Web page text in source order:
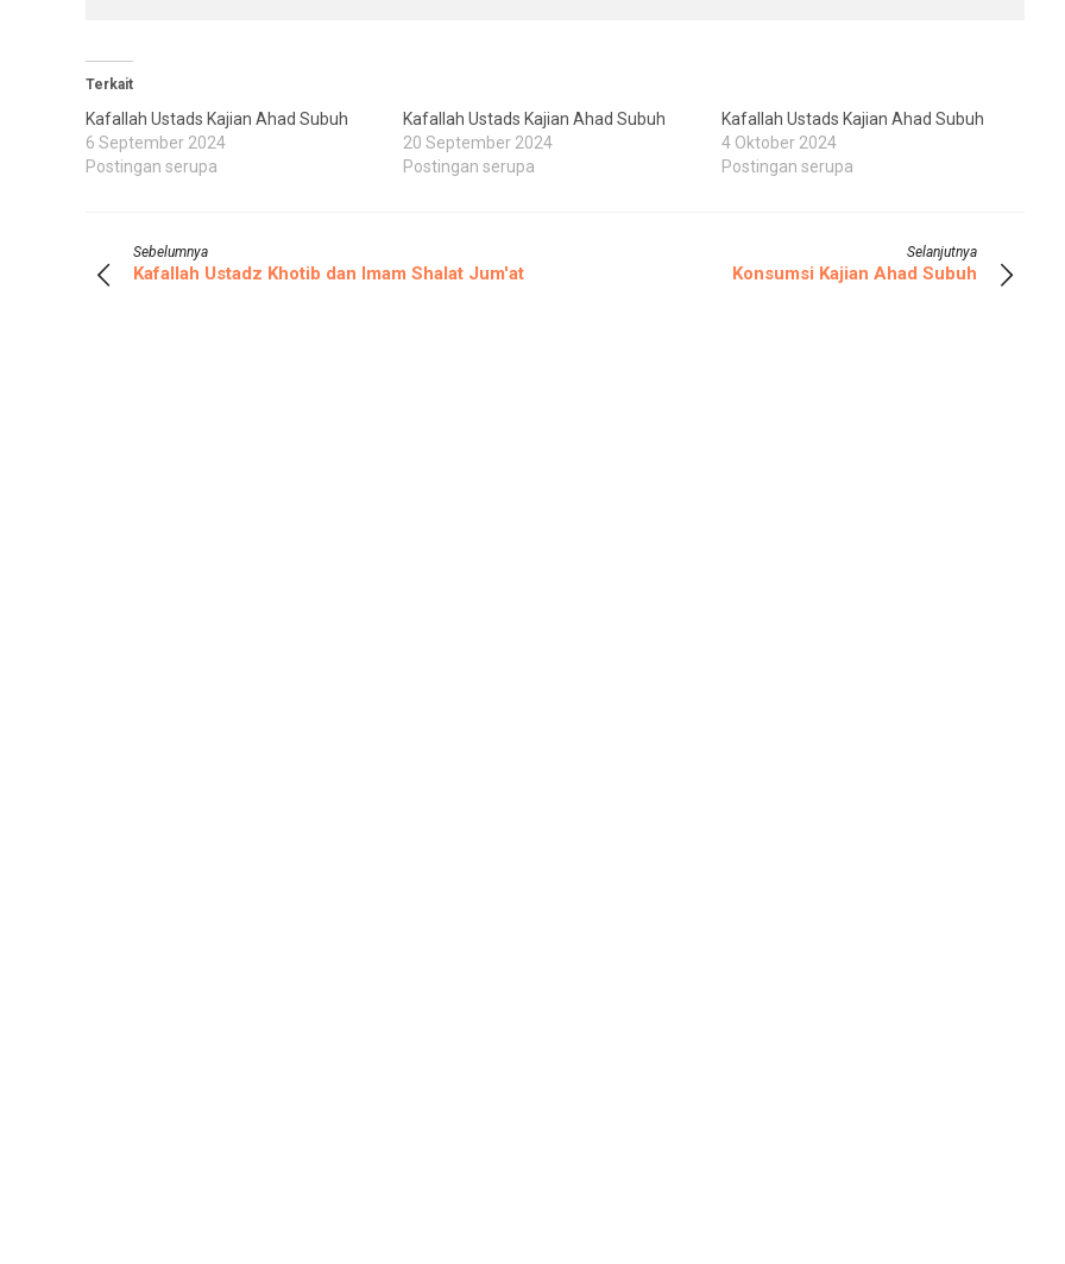
Terkait
Kafallah Ustads Kajian Ahad Subuh
6 September 2024
Postingan serupa
Kafallah Ustads Kajian Ahad Subuh
20 September 2024
Postingan serupa
Kafallah Ustads Kajian Ahad Subuh
4 Oktober 2024
Postingan serupa
Sebelumnya
Kafallah Ustadz Khotib dan Imam Shalat Jum'at
Selanjutnya
Konsumsi Kajian Ahad Subuh